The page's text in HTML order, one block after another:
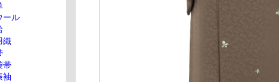
ール
織
帯
袖